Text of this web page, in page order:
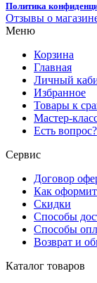
Политика
Отзывы о
Меню
Корзина
Главная
Личный
Избранное
Товары к
Мастер-
Есть вопрос?
Сервис
Договор
Как
Скидки
Способы
Способы
Возврат и
Каталог товаров